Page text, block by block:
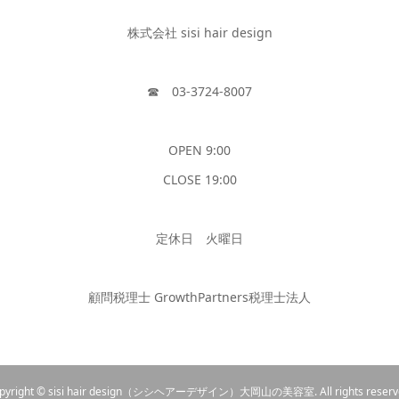
株式会社 sisi hair design
☎︎ 03-3724-8007
OPEN 9:00
CLOSE 19:00
定休日 火曜日
顧問税理士 GrowthPartners税理士法人
© sisi hair design（シシヘアーデザイン）大岡山の美容室. All rights